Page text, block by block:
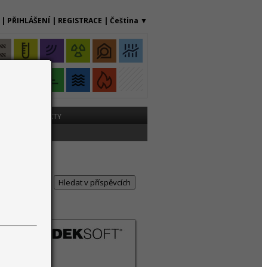
| PŘIHLÁŠENÍ | REGISTRACE | Čeština ▼
KONTAKTY